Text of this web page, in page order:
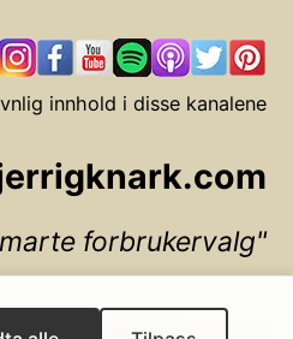
innhold i disse kanalene
forbrukervalg